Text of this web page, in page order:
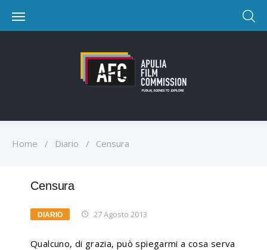
Home / Diario / Censura
Censura
DIARIO 27 Agosto 2013
Qualcuno, di grazia, può spiegarmi a cosa serva